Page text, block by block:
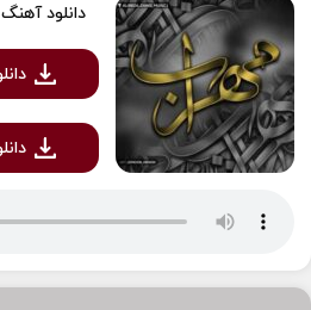
دانلود